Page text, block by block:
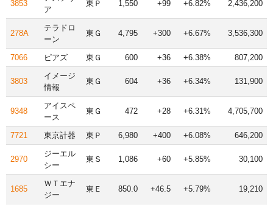
3853
ア
東Ｐ 1,550 +99 +6.82% 2,436,200
278A
テラドロ
ーン
東Ｇ 4,795 +300 +6.67% 3,536,300
7066 ピアズ 東Ｇ 600 +36 +6.38% 807,200
3803
イメージ
情報
東Ｇ 604 +36 +6.34% 131,900
9348
アイスペ
ース
東Ｇ 472 +28 +6.31% 4,705,700
7721 東京計器 東Ｐ 6,980 +400 +6.08% 646,200
2970
ジーエル
シー
東Ｓ 1,086 +60 +5.85% 30,100
1685
ＷＴエナ
ジー
東Ｅ 850.0 +46.5 +5.79% 19,210